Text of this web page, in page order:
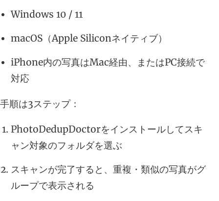
Windows 10 / 11
macOS（Apple Siliconネイティブ）
iPhone内の写真はMac経由、またはPC接続で
対応
手順は3ステップ：
PhotoDedupDoctorをインストールしてスキ
ャン対象のフォルダを選ぶ
スキャンが完了すると、重複・類似の写真がグ
ループで表示される